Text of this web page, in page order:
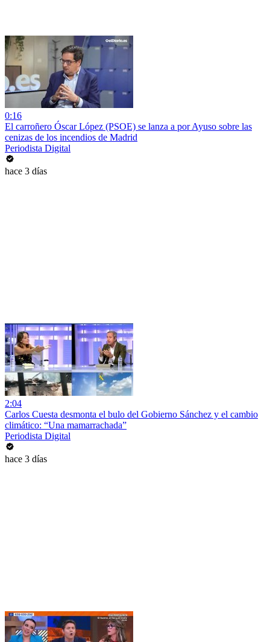
0:16
El carroñero Óscar López (PSOE) se lanza a por Ayuso sobre las
cenizas de los incendios de Madrid
Periodista Digital
hace 3 días
2:04
Carlos Cuesta desmonta el bulo del Gobierno Sánchez y el cambio
climático: “Una mamarrachada”
Periodista Digital
hace 3 días